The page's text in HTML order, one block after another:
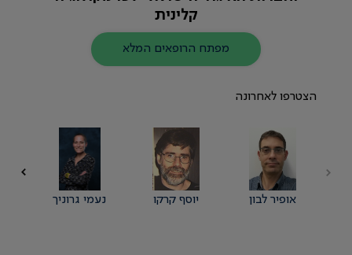
קלינית
מפתח הרופאים המלא
הצטרפו לאחרונה
אופיר לבון יוסף קרקו נעמי גרוניך